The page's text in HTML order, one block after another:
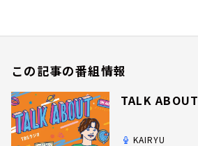
この記事の番組情報
TALK ABOUT
KAIRYU